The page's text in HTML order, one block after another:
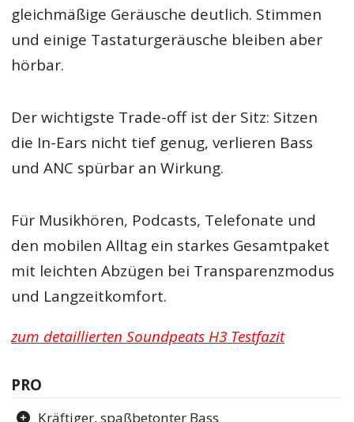
gleichmäßige Geräusche deutlich. Stimmen
und einige Tastaturgeräusche bleiben aber
hörbar.
Der wichtigste Trade-off ist der Sitz: Sitzen
die In-Ears nicht tief genug, verlieren Bass
und ANC spürbar an Wirkung.
Für Musikhören, Podcasts, Telefonate und
den mobilen Alltag ein starkes Gesamtpaket
mit leichten Abzügen bei Transparenzmodus
und Langzeitkomfort.
zum detaillierten Soundpeats H3 Testfazit
PRO
Kräftiger, spaßbetonter Bass